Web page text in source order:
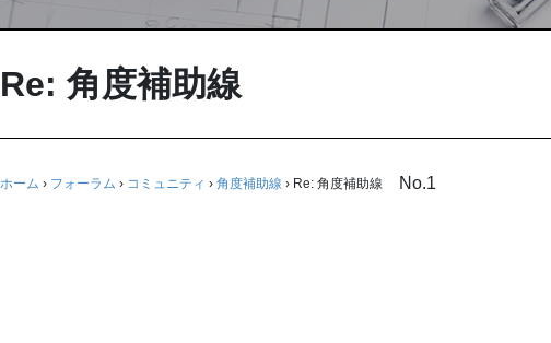
Re: 角度補助線
ホーム › フォーラム › コミュニティ › 角度補助線 › Re: 角度補助線 No.1